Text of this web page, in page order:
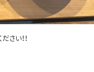
さい！！